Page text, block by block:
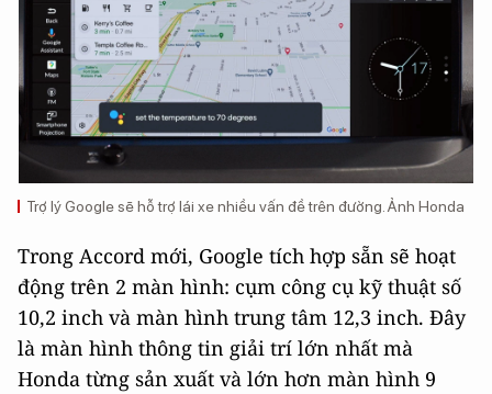
Trợ lý Google sẽ hỗ trợ lái xe nhiều vấn đề trên đường. Ảnh Honda
Trong Accord mới, Google tích hợp sẵn sẽ hoạt
động trên 2 màn hình: cụm công cụ kỹ thuật số
10,2 inch và màn hình trung tâm 12,3 inch. Đây
là màn hình thông tin giải trí lớn nhất mà
Honda từng sản xuất và lớn hơn màn hình 9